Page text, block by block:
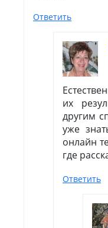
Ответить
их
другим
уже
онлайн
где
Ответить